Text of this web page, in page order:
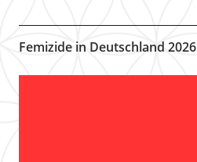
Femizide in Deutschland 2026